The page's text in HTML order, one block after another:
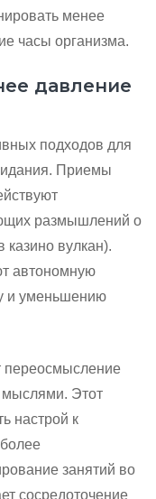
менее
часы организма.
давление
подходов для
Приемы
размышлений о
казино вулкан).
автономную
и уменьшению
переосмысление
мыслями. Этот
настрой к
занятий во
сосредоточение